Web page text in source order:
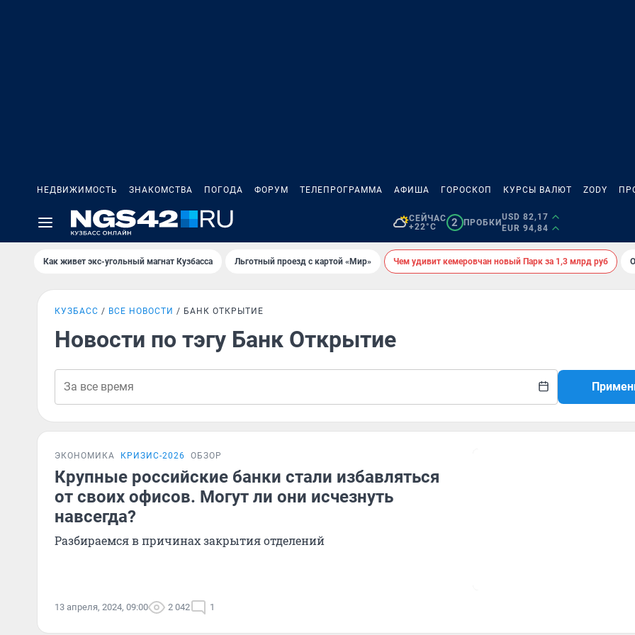
НЕДВИЖИМОСТЬ ЗНАКОМСТВА ПОГОДА ФОРУМ ТЕЛЕПРОГРАММА АФИША ГОРОСКОП КУРСЫ ВАЛЮТ ZODY
СЕЙЧАС
+22°C
2 ПРОБКИ
USD 82,17
EUR 94,84
Как живет экс-угольный магнат Кузбасса Льготный проезд с картой «Мир» Чем удивит кемеровчан новый Парк за 1,3 млрд руб
КУЗБАСС ВСЕ НОВОСТИ БАНК ОТКРЫТИЕ
Новости по тэгу Банк Открытие
ЭКОНОМИКА КРИЗИС-2026 ОБЗОР
Крупные российские банки стали избавляться
от своих офисов. Могут ли они исчезнуть
навсегда?
Разбираемся в причинах закрытия отделений
13 апреля, 2024, 09:00 2 042 1